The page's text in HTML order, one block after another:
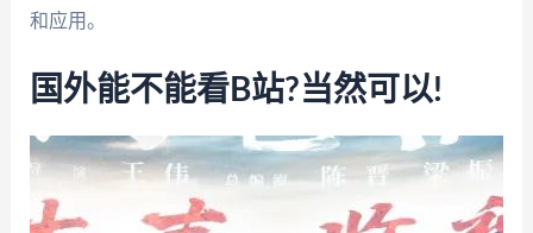
和应用。
国外能不能看B站?当然可以!